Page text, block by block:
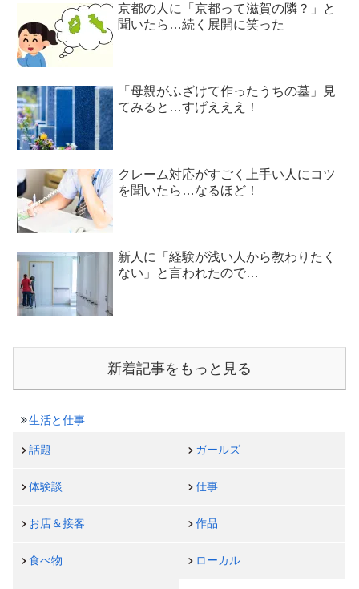
京都の人に「京都って滋賀の隣？」と
聞いたら…続く展開に笑った
「母親がふざけて作ったうちの墓」見
てみると…すげえええ！
クレーム対応がすごく上手い人にコツ
を聞いたら…なるほど！
新人に「経験が浅い人から教わりたく
ない」と言われたので…
新着記事をもっと見る
生活と仕事
話題 ガールズ
体験談 仕事
お店＆接客 作品
食べ物 ローカル